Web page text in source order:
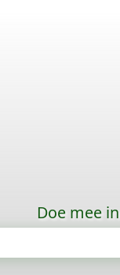
Doe mee